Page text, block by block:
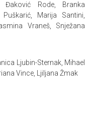
Rode, Branka
Marija Santini,
Vraneš, Snježana
Ljubin-Sternak, Mihael
Vince, Ljiljana Žmak